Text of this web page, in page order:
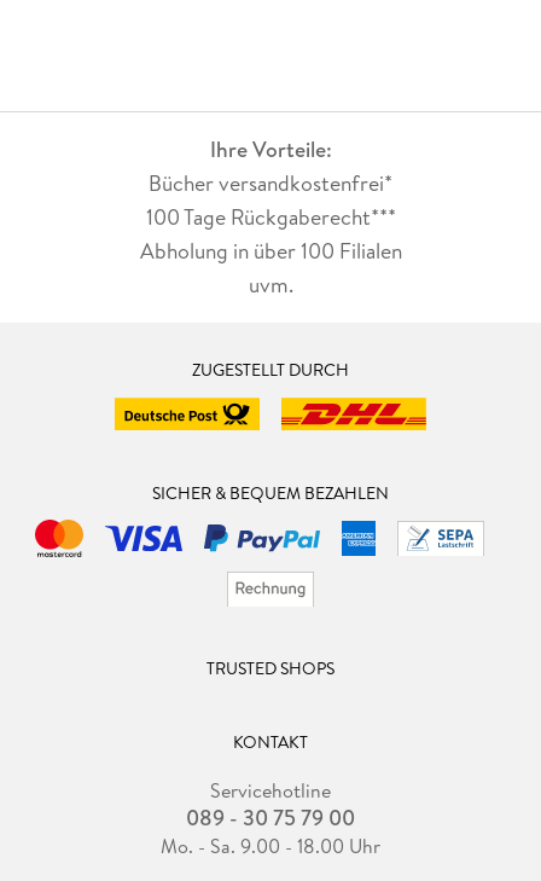
Ihre Vorteile:
Bücher versandkostenfrei*
100 Tage Rückgaberecht***
Abholung in über 100 Filialen
uvm.
ZUGESTELLT DURCH
SICHER & BEQUEM BEZAHLEN
TRUSTED SHOPS
KONTAKT
Servicehotline
089 - 30 75 79 00
Mo. - Sa. 9.00 - 18.00 Uhr